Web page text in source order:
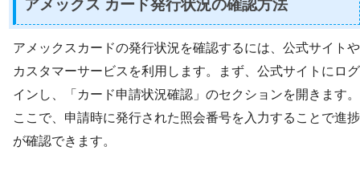
アメックス カード発行状況の確認方法
アメックスカードの発行状況を確認するには、公式サイトや
カスタマーサービスを利用します。まず、公式サイトにログ
インし、「カード申請状況確認」のセクションを開きます。
ここで、申請時に発行された照会番号を入力することで進捗
が確認できます。